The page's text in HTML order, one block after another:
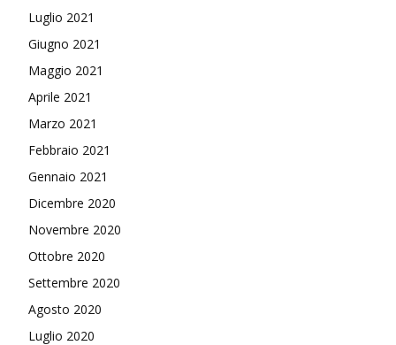
Luglio 2021
Giugno 2021
Maggio 2021
Aprile 2021
Marzo 2021
Febbraio 2021
Gennaio 2021
Dicembre 2020
Novembre 2020
Ottobre 2020
Settembre 2020
Agosto 2020
Luglio 2020